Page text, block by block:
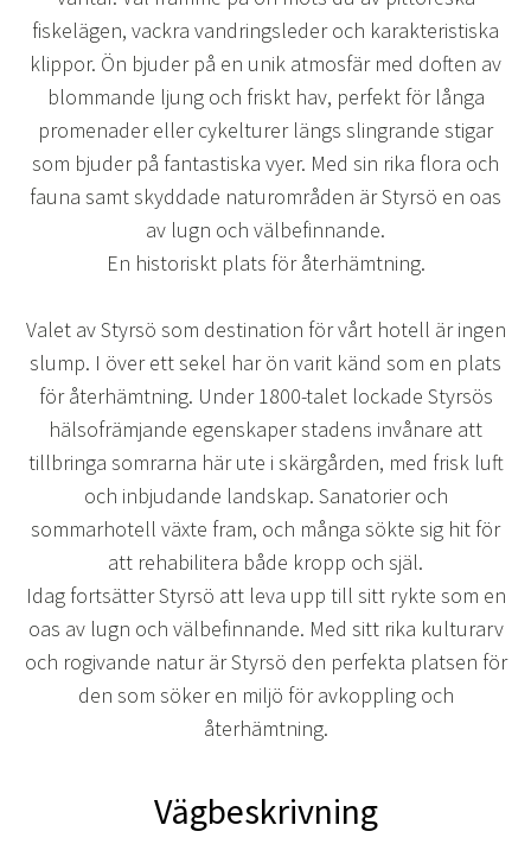
fiskelägen, vackra vandringsleder och karakteristiska
klippor. Ön bjuder på en unik atmosfär med doften av
blommande ljung och friskt hav, perfekt för långa
promenader eller cykelturer längs slingrande stigar
som bjuder på fantastiska vyer. Med sin rika flora och
fauna samt skyddade naturområden är Styrsö en oas
av lugn och välbefinnande.
En historiskt plats för återhämtning.
Valet av Styrsö som destination för vårt hotell är ingen
slump. I över ett sekel har ön varit känd som en plats
för återhämtning. Under 1800-talet lockade Styrsös
hälsofrämjande egenskaper stadens invånare att
tillbringa somrarna här ute i skärgården, med frisk luft
och inbjudande landskap. Sanatorier och
sommarhotell växte fram, och många sökte sig hit för
att rehabilitera både kropp och själ.
Idag fortsätter Styrsö att leva upp till sitt rykte som en
oas av lugn och välbefinnande. Med sitt rika kulturarv
och rogivande natur är Styrsö den perfekta platsen för
den som söker en miljö för avkoppling och
återhämtning.
Vägbeskrivning